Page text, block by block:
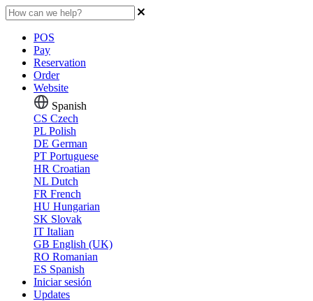
POS
Pay
Reservation
Order
Website
Spanish
CS Czech
PL Polish
DE German
PT Portuguese
HR Croatian
NL Dutch
FR French
HU Hungarian
SK Slovak
IT Italian
GB English (UK)
RO Romanian
ES Spanish
Iniciar sesión
Updates